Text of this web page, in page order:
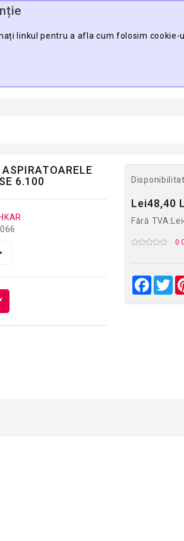
linkul pentru a afla cum folosim cookie-
6.100
Lei48,40
Fără
0